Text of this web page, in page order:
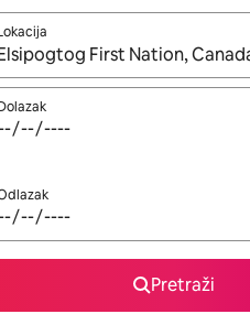
budu dostupni rezultati,
Pretraži